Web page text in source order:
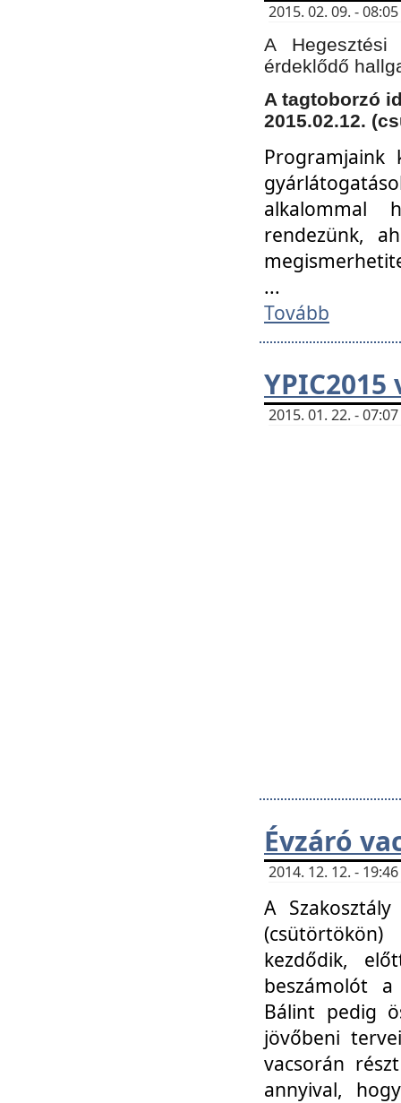
2015. 02. 09. -
A
érdeklődő
A tagtoborzó
2015.02.12.
Programjaink
alkalommal
rendezünk,
...
Tovább
YPIC2015
2015. 01. 22. -
Évzáró
2014. 12. 12. -
A
kezdődik,
beszámolót
Bálint pedig
jövőbeni
vacsorán
annyival,